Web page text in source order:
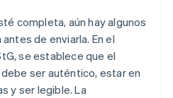
completa, aún hay algunos
de enviarla. En el
se establece que el
ser auténtico, estar en
y ser legible. La